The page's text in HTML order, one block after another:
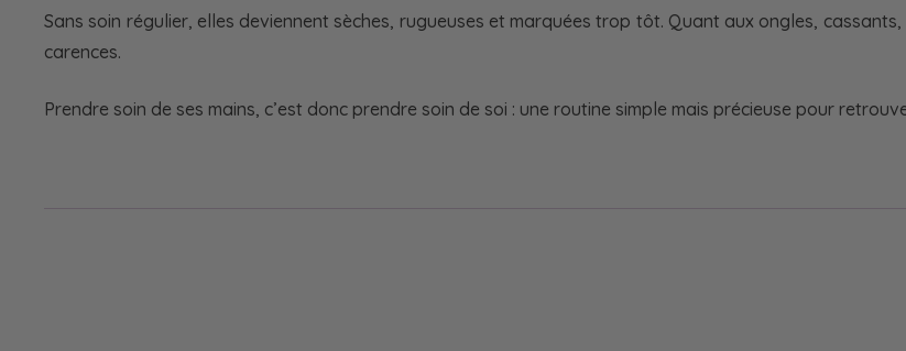
Sans soin régulier, elles deviennent sèches, rugueuses et marquées trop tôt. Quant aux ongles,
carences.
Prendre soin de ses mains, c’est donc prendre soin de soi : une routine simple mais précieuse pour